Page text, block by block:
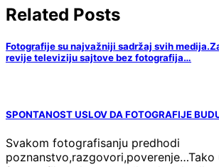
Related Posts
Fotografije su najvažniji sadržaj svih
revije televiziju sajtove bez fotografija…
SPONTANOST USLOV DA FOTOGRAFIJE
Svakom fotografisanju predhodi
poznanstvo,razgovori,poverenje…Tako